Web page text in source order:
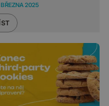
BŘEZNA 2025